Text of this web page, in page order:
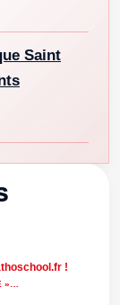
Saint
!
»…